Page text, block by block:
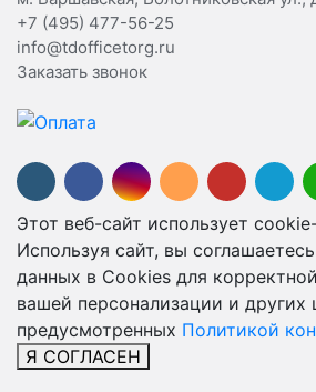
+7 (495) 477-56-25
info@tdofficetorg.ru
Заказать звонок
Этот веб-сайт использует
Используя сайт, вы
данных в Cookies для
вашей персонализации и других
предусмотренных Политикой
Я СОГЛАСЕН